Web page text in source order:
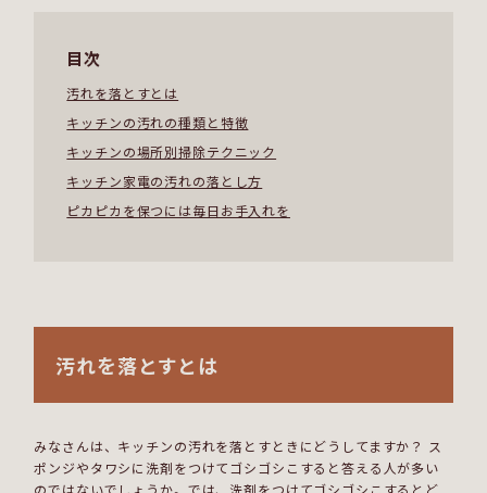
目次
汚れを落とすとは
キッチンの汚れの種類と特徴
キッチンの場所別掃除テクニック
キッチン家電の汚れの落とし方
ピカピカを保つには毎日お手入れを
汚れを落とすとは
みなさんは、キッチンの汚れを落とすときにどうしてますか？ ス
ポンジやタワシに洗剤をつけてゴシゴシこすると答える人が多い
のではないでしょうか。では、洗剤をつけてゴシゴシこするとど